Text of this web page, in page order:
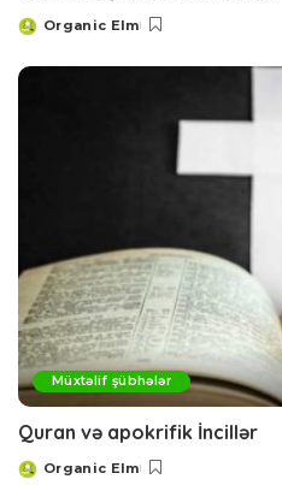
Posted
Organic Elm
Müxtəlif şübhələr
Quran və apokrifik İncillər
Posted
Organic Elm